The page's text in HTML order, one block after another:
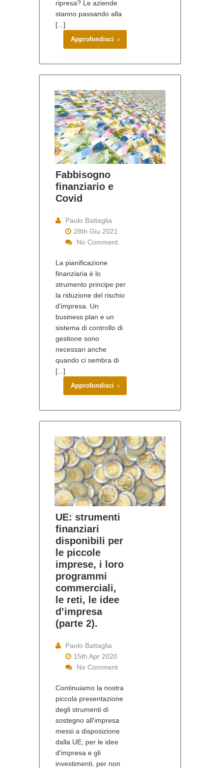
ripresa? Le aziende
stanno passando alla
[...]
Approfondisci ›
Fabbisogno
finanziario e
Covid
Paolo Battaglia
28th Giu 2021
No Comment
La pianificazione
finanziaria è lo
strumento principe per
la riduzione del rischio
d'impresa. Un
business plan e un
sistema di controllo di
gestione sono
necessari anche
quando ci sembra di
[...]
Approfondisci ›
UE: strumenti
finanziari
disponibili per
le piccole
imprese, i loro
programmi
commerciali,
le reti, le idee
d’impresa
(parte 2).
Paolo Battaglia
15th Apr 2020
No Comment
Continuiamo la nostra
piccola presentazione
degli strumenti di
sostegno all'impresa
messi a disposizione
dalla UE, per le idee
d'impresa e gli
investimenti, per non